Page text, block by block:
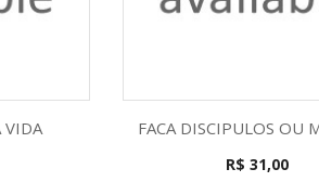
VIDA Visualização
FACA DISCIPULOS OU
R$ 31,00